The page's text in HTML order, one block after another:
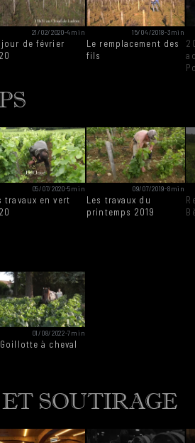
21/02/2020-4min
jour de février
15/04/2018-3min
Le remplacement des
fils
05/07/2020-5min
travaux en vert
09/07/2019-8min
Les travaux du
printemps 2019
01/08/2022-7min
à cheval
SOUTIRAGE